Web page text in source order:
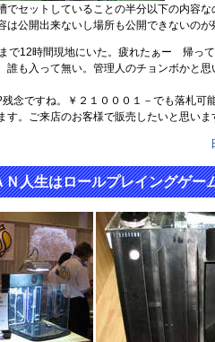
でセットしていることの半分以下の内容
は公開出来ないし場所も公開できないのが
で12時間現地にいた。疲れたぁー 帰っ
誰も入って無い。管理人のチョンボかと
念ですね。￥２１０００１－でも落札可
す。ご来店のお客様で販売したいと思いま
人生はロールプレイングゲー